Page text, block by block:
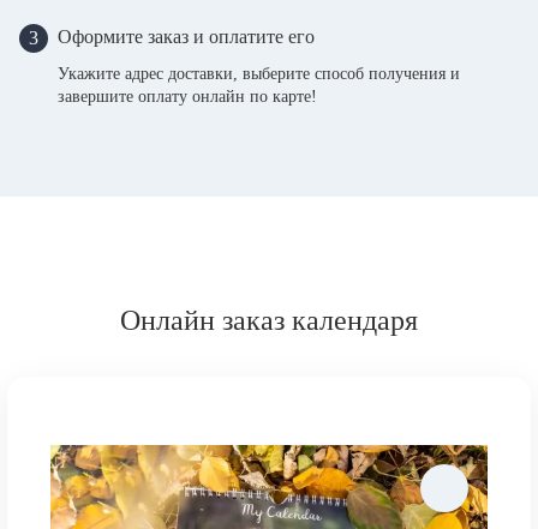
3 Оформите заказ и оплатите его
Укажите адрес доставки, выберите способ получения и
завершите оплату онлайн по карте!
Онлайн заказ календаря